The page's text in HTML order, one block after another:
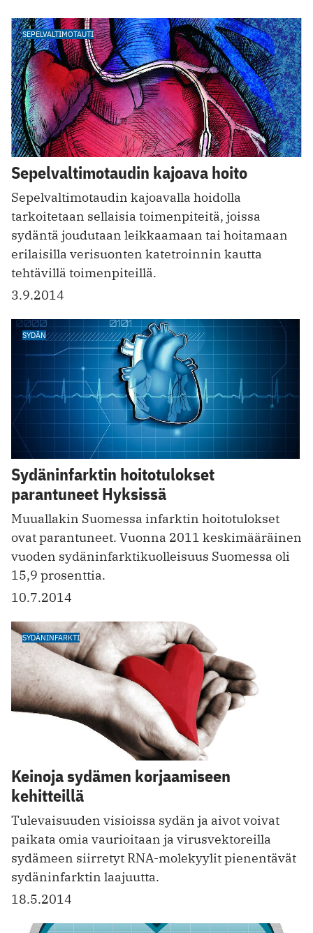
SEPELVALTIMOTAUTI
Sepelvaltimotaudin kajoava hoito
Sepelvaltimotaudin kajoavalla hoidolla
tarkoitetaan sellaisia toimenpiteitä, joissa
sydäntä joudutaan leikkaamaan tai hoitamaan
erilaisilla verisuonten katetroinnin kautta
tehtävillä toimenpiteillä.
3.9.2014
SYDÄN
Sydäninfarktin hoitotulokset
parantuneet Hyksissä
Muuallakin Suomessa infarktin hoitotulokset
ovat parantuneet. Vuonna 2011 keskimääräinen
vuoden sydäninfarktikuolleisuus Suomessa oli
15,9 prosenttia.
10.7.2014
SYDÄNINFARKTI
Keinoja sydämen korjaamiseen
kehitteillä
Tulevaisuuden visioissa sydän ja aivot voivat
paikata omia vaurioitaan ja virusvektoreilla
sydämeen siirretyt RNA-molekyylit pienentävät
sydäninfarktin laajuutta.
18.5.2014